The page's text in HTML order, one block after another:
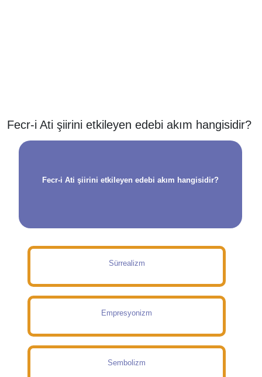
Fecr-i Ati şiirini etkileyen edebi akım hangisidir?
Fecr-i Ati şiirini etkileyen edebi akım hangisidir?
Sürrealizm
Empresyonizm
Sembolizm